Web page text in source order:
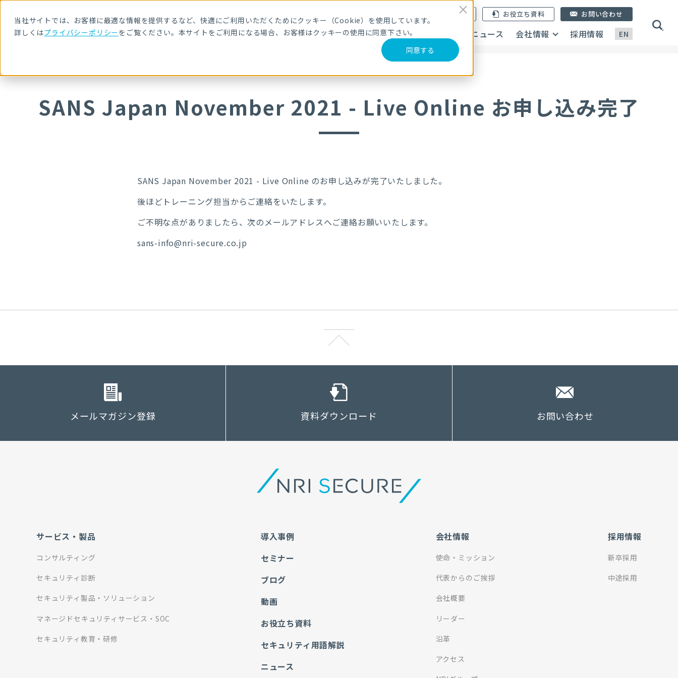
当社サイトでは、お客様に最適な情報を提供するなど、快適にご利用いただくためにクッキー（Cookie）を使用しています。
詳しくはプライバシーポリシーをご覧ください。本サイトをご利用になる場合、お客様はクッキーの使用に同意下さい。
同意する
EN
メールマガジン登録 お役立ち資料
サービス・製品 導入事例 セミナー ブログ ニュース 会社情報 採用情報
お問い合わせ
SANS Japan November 2021 - Live Online お申し込み完了
SANS Japan November 2021 - Live Online のお申し込みが完了いたしました。
後ほどトレーニング担当からご連絡をいたします。
ご不明な点がありましたら、次のメールアドレスへご連絡お願いいたします。
sans-info@nri-secure.co.jp
メールマガジン登録 資料ダウンロード お問い合わせ
サービス・製品
コンサルティング
セキュリティ診断
セキュリティ製品・ソリューション
マネージドセキュリティサービス・SOC
セキュリティ教育・研修
導入事例
セミナー
ブログ
動画
お役立ち資料
セキュリティ用語解説
ニュース
会社情報
使命・ミッション
代表からのご挨拶
会社概要
リーダー
沿革
アクセス
採用情報
新卒採用
中途採用